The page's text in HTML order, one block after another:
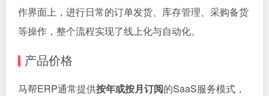
作界面上，进行日常的订单发货、库存管理、采购备货
等操作，整个流程实现了线上化与自动化。
产品价格
马帮ERP通常提供按年或按月订阅的SaaS服务模式，